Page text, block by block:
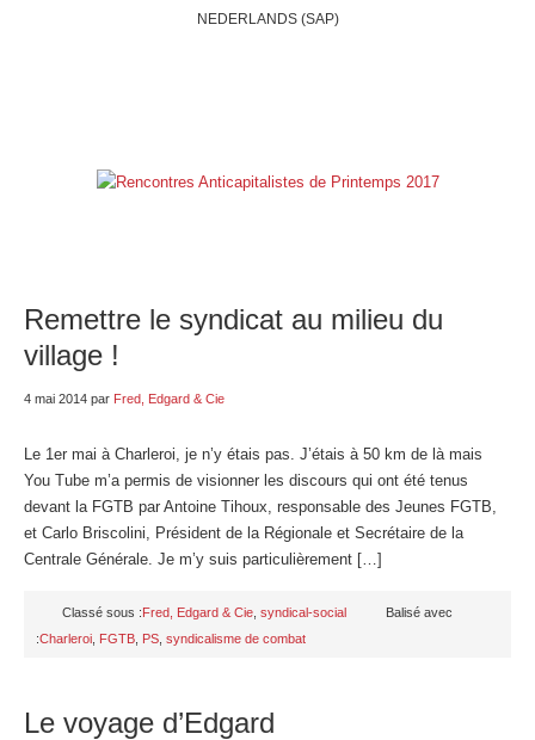
NEDERLANDS (SAP)
Remettre le syndicat au milieu du
village !
4 mai 2014 par Fred, Edgard & Cie
Le 1er mai à Charleroi, je n’y étais pas. J’étais à 50 km de là mais
You Tube m’a permis de visionner les discours qui ont été tenus
devant la FGTB par Antoine Tihoux, responsable des Jeunes FGTB,
et Carlo Briscolini, Président de la Régionale et Secrétaire de la
Centrale Générale. Je m’y suis particulièrement […]
Classé sous :Fred, Edgard & Cie syndical-social
Balisé avec
:Charleroi FGTB PS syndicalisme de combat
Le voyage d’Edgard